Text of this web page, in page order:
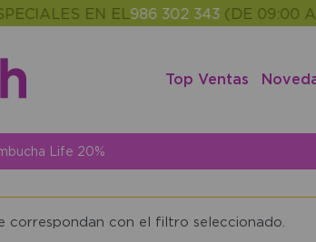
EN EL 986 302 343 (DE 09:00 A
Top Ventas
Life 20%
correspondan con el filtro seleccionado.